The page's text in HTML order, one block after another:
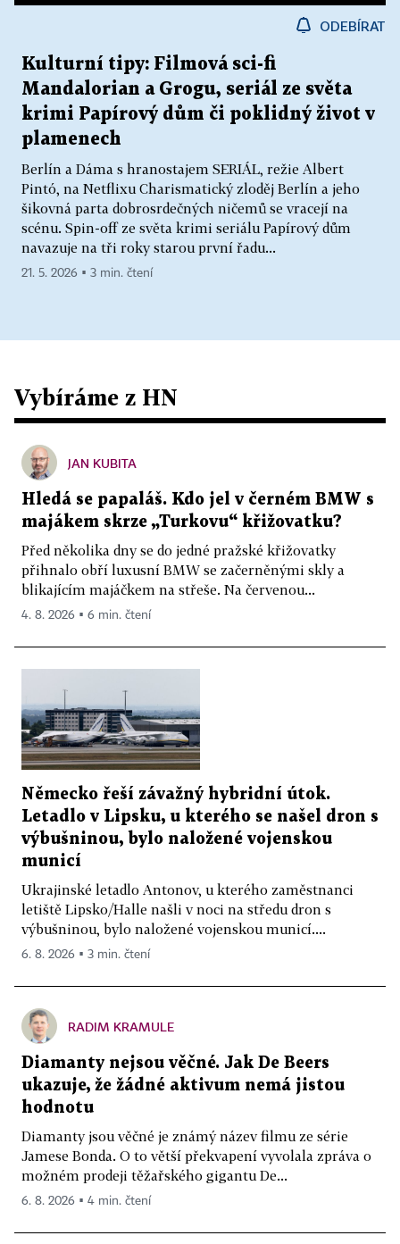
ODEBÍRAT
Kulturní tipy: Filmová sci-fi
Mandalorian a Grogu, seriál ze světa
krimi Papírový dům či poklidný život v
plamenech
Berlín a Dáma s hranostajem SERIÁL, režie Albert
Pintó, na Netflixu Charismatický zloděj Berlín a jeho
šikovná parta dobrosrdečných ničemů se vracejí na
scénu. Spin-off ze světa krimi seriálu Papírový dům
navazuje na tři roky starou první řadu...
21. 5. 2026 ▪ 3 min. čtení
Vybíráme z HN
JAN KUBITA
Hledá se papaláš. Kdo jel v černém BMW s
majákem skrze „Turkovu“ křižovatku?
Před několika dny se do jedné pražské křižovatky
přihnalo obří luxusní BMW se začerněnými skly a
blikajícím majáčkem na střeše. Na červenou...
4. 8. 2026 ▪ 6 min. čtení
Německo řeší závažný hybridní útok.
Letadlo v Lipsku, u kterého se našel dron s
výbušninou, bylo naložené vojenskou
municí
Ukrajinské letadlo Antonov, u kterého zaměstnanci
letiště Lipsko/Halle našli v noci na středu dron s
výbušninou, bylo naložené vojenskou municí....
6. 8. 2026 ▪ 3 min. čtení
RADIM KRAMULE
Diamanty nejsou věčné. Jak De Beers
ukazuje, že žádné aktivum nemá jistou
hodnotu
Diamanty jsou věčné je známý název filmu ze série
Jamese Bonda. O to větší překvapení vyvolala zpráva o
možném prodeji těžařského gigantu De...
6. 8. 2026 ▪ 4 min. čtení